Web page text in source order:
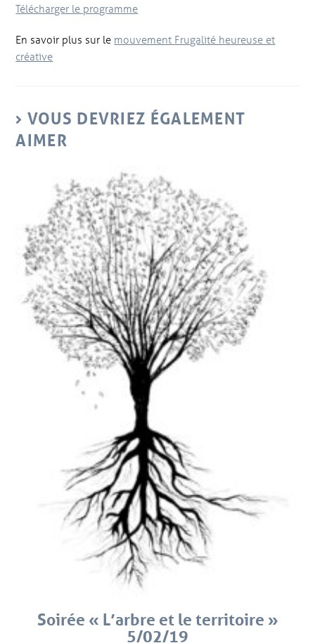
Télécharger le programme
En savoir plus sur le mouvement Frugalité heureuse et
créative
VOUS DEVRIEZ ÉGALEMENT
AIMER
Soirée « L’arbre et le territoire »
5/02/19